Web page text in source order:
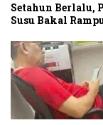
Setahun Berlalu,
Susu Bakal